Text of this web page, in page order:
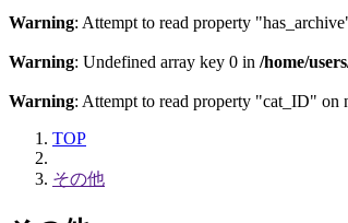
Warning: Attempt to read property
Warning: Undefined array key 0 in /home/
Warning: Attempt to read property "cat_ID" on
TOP
その他